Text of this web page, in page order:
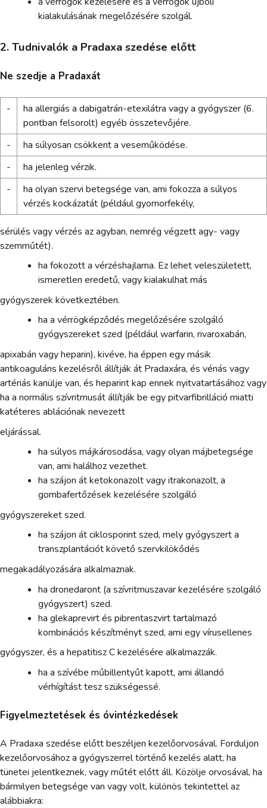
kialakulásának megelőzésére szolgál.
2. Tudnivalók a Pradaxa szedése előtt
Ne szedje a Pradaxát
-
ha allergiás a dabigatrán-etexilátra vagy a gyógyszer (6.
pontban felsorolt) egyéb összetevőjére.
-
ha súlyosan csökkent a veseműködése.
-
ha jelenleg vérzik.
-
ha olyan szervi betegsége van, ami fokozza a súlyos
vérzés kockázatát (például gyomorfekély,
sérülés vagy vérzés az agyban, nemrég végzett agy- vagy
szemműtét).
ha fokozott a vérzéshajlama. Ez lehet veleszületett,
ismeretlen eredetű, vagy kialakulhat más
gyógyszerek következtében.
ha a vérrögképződés megelőzésére szolgáló
gyógyszereket szed (például warfarin, rivaroxabán,
apixabán vagy heparin), kivéve, ha éppen egy másik
antikoaguláns kezelésről állítják át Pradaxára, és vénás vagy
artériás kanülje van, és heparint kap ennek nyitvatartásához vagy
ha a normális szívritmusát állítják be egy pitvarfibrilláció miatti
katéteres ablációnak nevezett
eljárással.
ha súlyos májkárosodása, vagy olyan májbetegsége
van, ami halálhoz vezethet.
ha szájon át ketokonazolt vagy itrakonazolt, a
gombafertőzések kezelésére szolgáló
gyógyszereket szed.
ha szájon át ciklosporint szed, mely gyógyszert a
transzplantációt követő szervkilökődés
megakadályozására alkalmaznak.
ha dronedaront (a szívritmuszavar kezelésére szolgáló
gyógyszert) szed.
ha glekaprevirt és pibrentaszvirt tartalmazó
kombinációs készítményt szed, ami egy vírusellenes
gyógyszer, és a hepatitisz C kezelésére alkalmazzák.
ha a szívébe műbillentyűt kapott, ami állandó
vérhígítást tesz szükségessé.
Figyelmeztetések és óvintézkedések
A Pradaxa szedése előtt beszéljen kezelőorvosával. Forduljon
kezelőorvosához a gyógyszerrel történő kezelés alatt, ha
tünetei jelentkeznek, vagy műtét előtt áll. Közölje orvosával, ha
bármilyen betegsége van vagy volt, különös tekintettel az
alábbiakra: